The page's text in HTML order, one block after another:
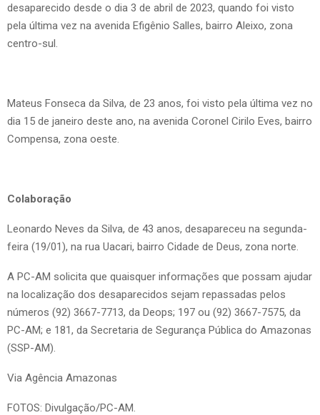
desaparecido desde o dia 3 de abril de 2023, quando foi visto
pela última vez na avenida Efigênio Salles, bairro Aleixo, zona
centro-sul.
Mateus Fonseca da Silva, de 23 anos, foi visto pela última vez no
dia 15 de janeiro deste ano, na avenida Coronel Cirilo Eves, bairro
Compensa, zona oeste.
Colaboração
Leonardo Neves da Silva, de 43 anos, desapareceu na segunda-
feira (19/01), na rua Uacari, bairro Cidade de Deus, zona norte.
A PC-AM solicita que quaisquer informações que possam ajudar
na localização dos desaparecidos sejam repassadas pelos
números (92) 3667-7713, da Deops; 197 ou (92) 3667-7575, da
PC-AM; e 181, da Secretaria de Segurança Pública do Amazonas
(SSP-AM).
Via Agência Amazonas
FOTOS: Divulgação/PC-AM.